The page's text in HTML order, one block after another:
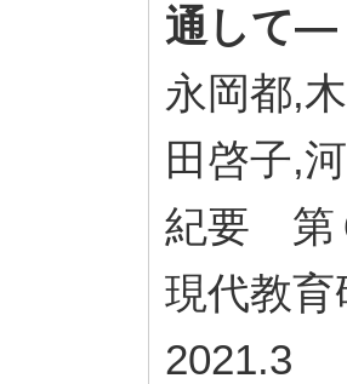
通して―
永岡都,
田啓子,
紀要
現代教
2021.3